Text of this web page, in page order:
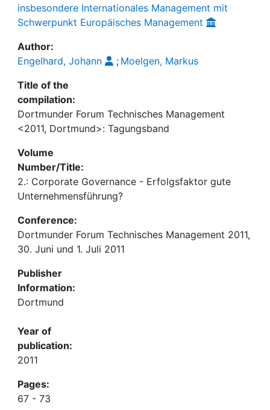
insbesondere Internationales Management mit
Schwerpunkt Europäisches Management
Author:
Engelhard, Johann
; Moelgen, Markus
Title of the
compilation:
Dortmunder Forum Technisches Management
<2011, Dortmund>: Tagungsband
Volume
Number/Title:
2.: Corporate Governance - Erfolgsfaktor gute
Unternehmensführung?
Conference:
Dortmunder Forum Technisches Management 2011,
30. Juni und 1. Juli 2011
Publisher
Information:
Dortmund
Year of
publication:
2011
Pages:
67 - 73